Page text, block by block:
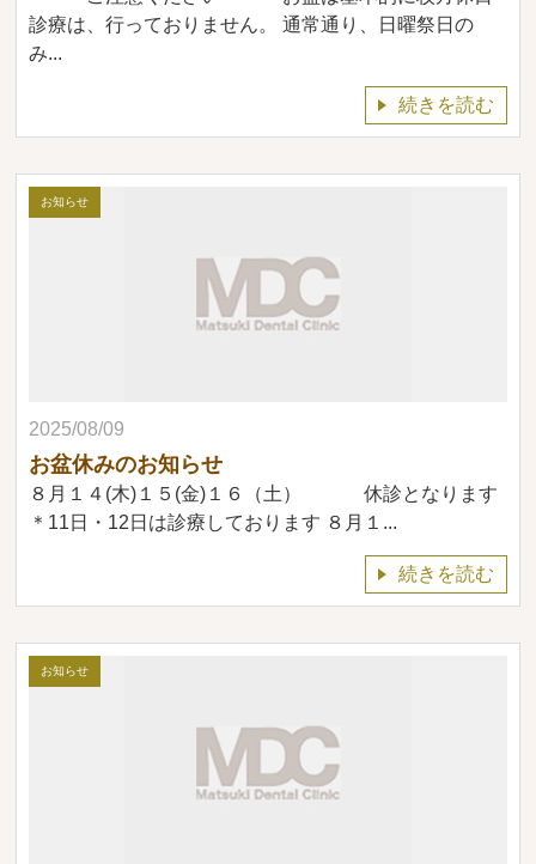
診療は、行っておりません。 通常通り、日曜祭日の
み...
続きを読む
お知らせ
2025/08/09
お盆休みのお知らせ
８月１４(木)１５(金)１６（土） 休診となります
＊11日・12日は診療しております ８月１...
続きを読む
お知らせ